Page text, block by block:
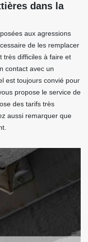
dans la
aux agressions
de les remplacer
très difficiles à faire et
contact avec un
est toujours convié pour
propose le service de
des tarifs très
aussi remarquer que